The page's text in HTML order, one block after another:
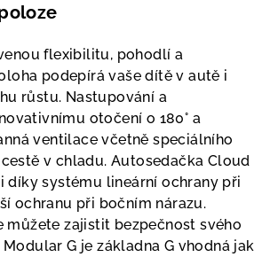
flexibilitu, pohodlí a
podepírá vaše dítě v autě i
růstu. Nastupování a
otočení o 180° a
ventilace včetně speciálního
v chladu. Autosedačka Cloud
systému lineární ochrany při
ochranu při bočním nárazu.
zajistit bezpečnost svého
G je základna G vhodná jak